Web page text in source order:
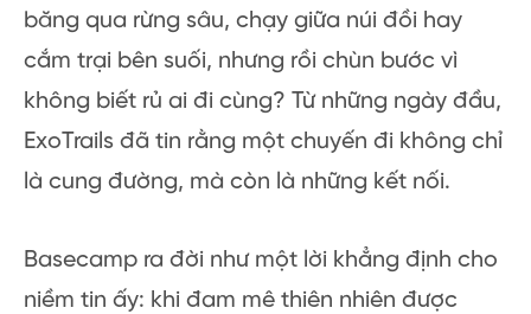
băng qua rừng sâu, chạy giữa núi đồi hay
cắm trại bên suối, nhưng rồi chùn bước vì
không biết rủ ai đi cùng? Từ những ngày đầu,
ExoTrails đã tin rằng một chuyến đi không chỉ
là cung đường, mà còn là những kết nối.
Basecamp ra đời như một lời khẳng định cho
niềm tin ấy: khi đam mê thiên nhiên được